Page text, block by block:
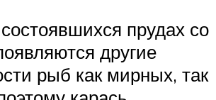
прудах со
другие
рыб как мирных, так